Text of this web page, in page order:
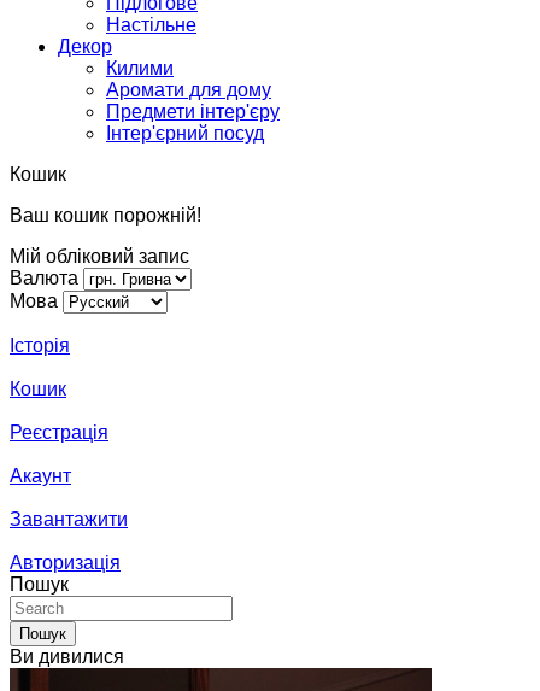
Настільне
Декор
Килими
Аромати для дому
Предмети інтер'єру
Інтер'єрний посуд
Кошик
Ваш кошик порожній!
Мій обліковий запис
Валюта
Мова
Історія
Кошик
Реєстрація
Акаунт
Завантажити
Авторизація
Пошук
Пошук
Ви дивилися